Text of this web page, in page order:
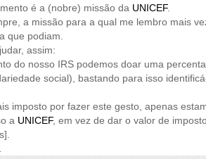
é a (nobre) missão da UNICEF.
a missão para a qual me lembro mais
que podiam.
assim:
do nosso IRS podemos doar uma
social), bastando para isso
imposto por fazer este gesto, apenas
a UNICEF, em vez de dar o valor de